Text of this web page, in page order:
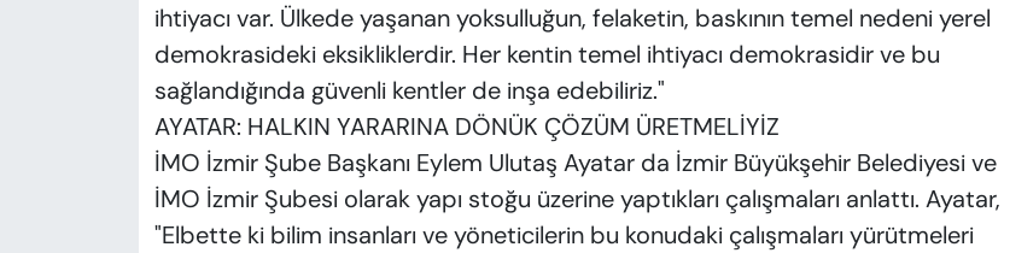
ihtiyacı var. Ülkede yaşanan yoksulluğun, felaketin, baskının temel nedeni yerel
demokrasideki eksikliklerdir. Her kentin temel ihtiyacı demokrasidir ve bu
sağlandığında güvenli kentler de inşa edebiliriz."
AYATAR: HALKIN YARARINA DÖNÜK ÇÖZÜM ÜRETMELİYİZ
İMO İzmir Şube Başkanı Eylem Ulutaş Ayatar da İzmir Büyükşehir Belediyesi ve
İMO İzmir Şubesi olarak yapı stoğu üzerine yaptıkları çalışmaları anlattı. Ayatar,
"Elbette ki bilim insanları ve yöneticilerin bu konudaki çalışmaları yürütmeleri